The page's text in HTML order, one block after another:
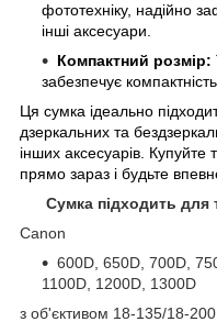
фототехніку, надійно
інші аксесуари.
Компактний розмір:
забезпечує
Ця сумка ідеально
дзеркальних та
інших аксесуарів.
прямо зараз і будьте
Сумка підходить для
Canon
600D, 650D, 700D,
1100D, 1200D, 1300D
з об'єктивом 18-135/18-